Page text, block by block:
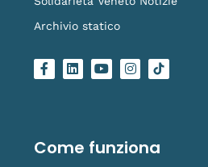
Archivio statico
F
a
o
k
L
i
i
n
Y
o
e
I
n
r
a
L
o
i
k
Come funziona